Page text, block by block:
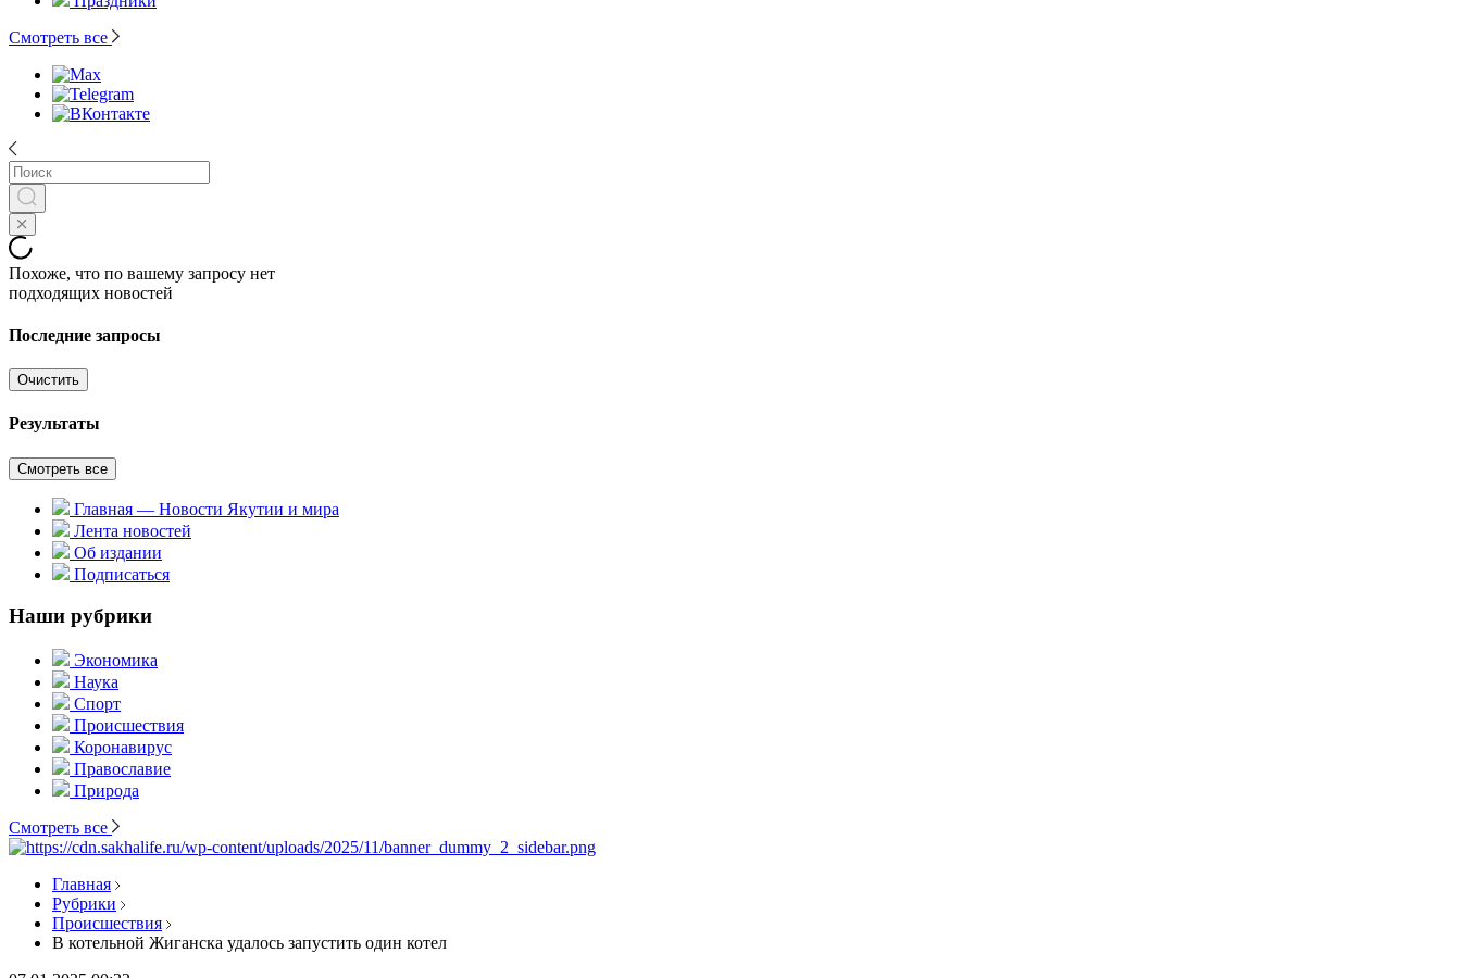
Смотреть все
Похоже, что по вашему запросу нет
подходящих новостей
Последние запросы
Очистить
Результаты
Смотреть все
Главная — Новости Якутии и мира
Лента новостей
Об издании
Подписаться
Наши рубрики
Экономика
Наука
Спорт
Происшествия
Коронавирус
Православие
Природа
Смотреть все
Главная
Рубрики
Происшествия
В котельной Жиганска удалось запустить один котел